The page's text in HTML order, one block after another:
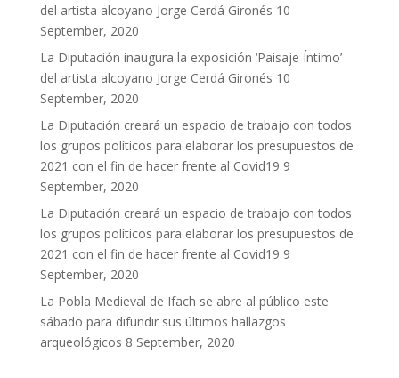
del artista alcoyano Jorge Cerdá Gironés 10
September, 2020
La Diputación inaugura la exposición ‘Paisaje Íntimo’
del artista alcoyano Jorge Cerdá Gironés 10
September, 2020
La Diputación creará un espacio de trabajo con todos
los grupos políticos para elaborar los presupuestos de
2021 con el fin de hacer frente al Covid19 9
September, 2020
La Diputación creará un espacio de trabajo con todos
los grupos políticos para elaborar los presupuestos de
2021 con el fin de hacer frente al Covid19 9
September, 2020
La Pobla Medieval de Ifach se abre al público este
sábado para difundir sus últimos hallazgos
arqueológicos 8 September, 2020